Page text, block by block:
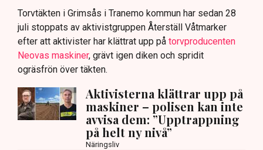
Torvtäkten i Grimsås i Tranemo kommun har sedan 28
juli stoppats av aktivistgruppen Återställ Våtmarker
efter att aktivister har klättrat upp på torvproducenten
Neovas maskiner, grävt igen diken och spridit
ogräsfrön över täkten.
Aktivisterna klättrar upp på
maskiner – polisen kan inte
avvisa dem: ”Upptrappning
på helt ny nivå”
Näringsliv